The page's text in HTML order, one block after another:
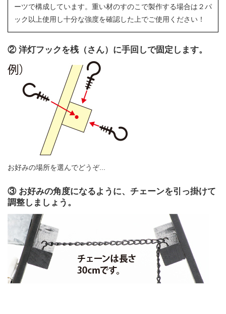
ーツで構成しています。重い材のすのこで製作する場合は２パ
ック以上使用し十分な強度を確認した上でご使用ください！
② 洋灯フックを桟（さん）に手回しで固定します。
お好みの場所を選んでどうぞ...
③ お好みの角度になるように、チェーンを引っ掛けて
調整しましょう。